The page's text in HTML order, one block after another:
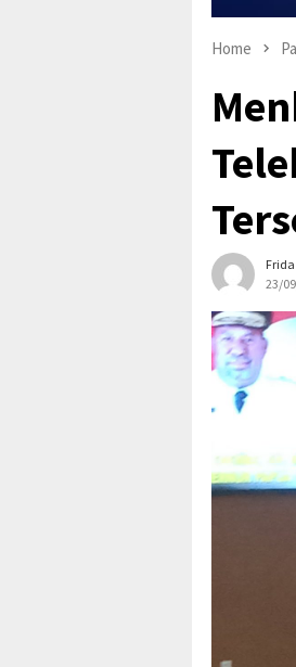
Home
23/